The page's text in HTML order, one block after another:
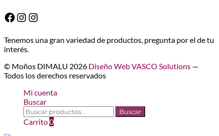
Facebook
Instagram
Instagram
Tenemos una gran variedad de productos, pregunta por el de tu
interés.
© Moños DIMALU 2026 Diseño Web VASCO Solutions —
Todos los derechos reservados
Mi cuenta
Buscar
Buscar
por:
Buscar
Carrito0